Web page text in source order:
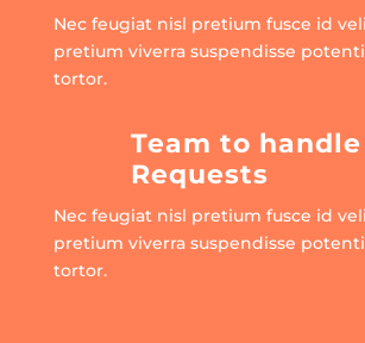
Nec feugiat nisl pretium fusce id
pretium viverra suspendisse
tortor.
Team to handle
Requests
Nec feugiat nisl pretium fusce id
pretium viverra suspendisse
tortor.